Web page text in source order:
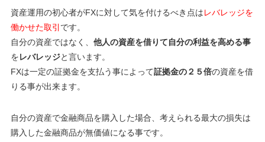
資産運用の初心者がFXに対して気を付けるべき点はレバレッジを
働かせた取引 です。
自分の資産ではなく、 他人の資産を借りて自分の利益を高める事
をレバレッジと言います。
FXは一定の証拠金を支払う事によって証拠金の２５倍の資産を借
りる事が出来ます。
自分の資産で金融商品を購入した場合、考えられる最大の損失は
購入した金融商品が無価値になる事です。